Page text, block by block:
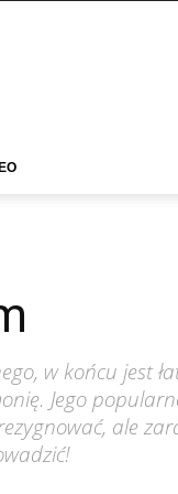
w końcu jest
Jego
ale